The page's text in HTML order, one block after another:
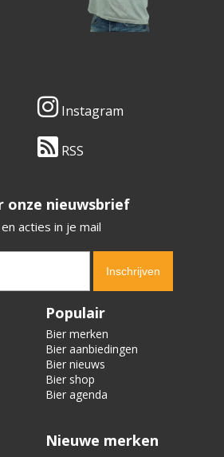
Instagram
RSS
onze nieuwsbrief
acties in je mail
Populair
Bier merken
Bier aanbiedingen
Bier nieuws
Bier shop
Bier agenda
Nieuwe merken